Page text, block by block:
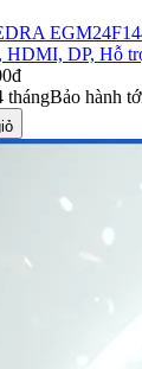
HDMI, DP, Hỗ
thángBảo hành